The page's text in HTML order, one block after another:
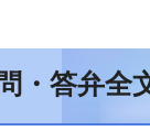
答弁全